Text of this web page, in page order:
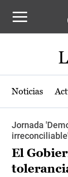
Noticias
Jornada
El